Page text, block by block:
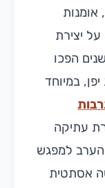
יצירת
הפכו
במיוחד
עתיקה
הערב למפגש
אסתטית